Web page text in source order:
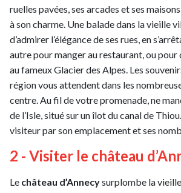
ruelles pavées, ses arcades et ses
à son charme. Une balade dans la vieille
d’admirer l’élégance de ses rues, en
autre pour manger au restaurant, ou pour
au fameux Glacier des Alpes. Les
région vous attendent dans les
centre. Au fil de votre promenade, ne
de l’Isle, situé sur un îlot du canal de
visiteur par son emplacement et ses
2 - Visiter le château
Le château d’Annecysurplombe la vieille